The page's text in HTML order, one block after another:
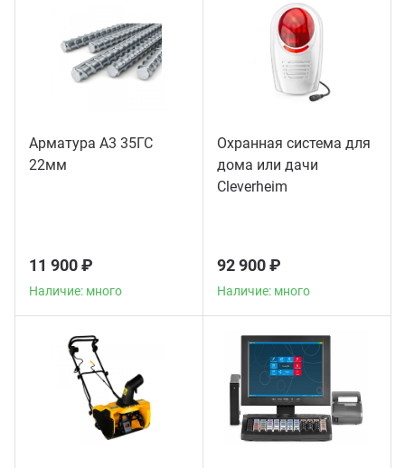
Арматура А3 35ГС
22мм
11 900 ₽
Наличие: много
Охранная система для
дома или дачи
Сleverheim
92 900 ₽
Наличие: много